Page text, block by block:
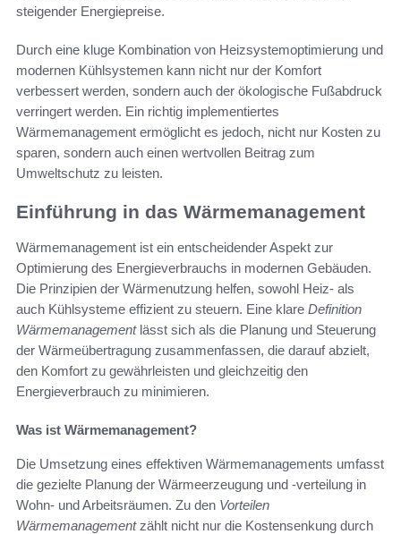
steigender Energiepreise.
Durch eine kluge Kombination von Heizsystemoptimierung und
modernen Kühlsystemen kann nicht nur der Komfort
verbessert werden, sondern auch der ökologische Fußabdruck
verringert werden. Ein richtig implementiertes
Wärmemanagement ermöglicht es jedoch, nicht nur Kosten zu
sparen, sondern auch einen wertvollen Beitrag zum
Umweltschutz zu leisten.
Einführung in das Wärmemanagement
Wärmemanagement ist ein entscheidender Aspekt zur
Optimierung des Energieverbrauchs in modernen Gebäuden.
Die Prinzipien der Wärmenutzung helfen, sowohl Heiz- als
auch Kühlsysteme effizient zu steuern. Eine klare Definition
Wärmemanagementlässt sich als die Planung und Steuerung
der Wärmeübertragung zusammenfassen, die darauf abzielt,
den Komfort zu gewährleisten und gleichzeitig den
Energieverbrauch zu minimieren.
Was ist Wärmemanagement?
Die Umsetzung eines effektiven Wärmemanagements umfasst
die gezielte Planung der Wärmeerzeugung und -verteilung in
Wohn- und Arbeitsräumen. Zu den Vorteilen
Wärmemanagementzählt nicht nur die Kostensenkung durch